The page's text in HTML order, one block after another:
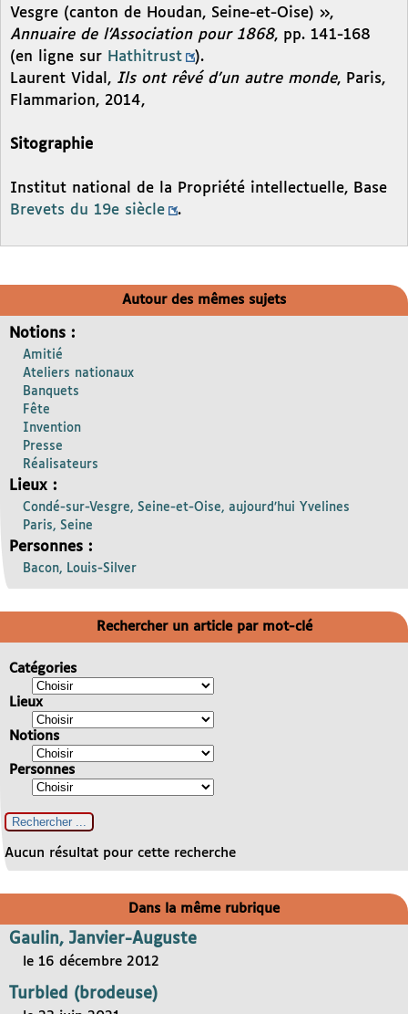
Vesgre (canton de Houdan, Seine-et-Oise) »,
Annuaire de l’Association pour 1868, pp. 141-168
(en ligne sur Hathitrust
).
Laurent Vidal, Ils ont rêvé d’un autre monde, Paris,
Flammarion, 2014,
Sitographie
Institut national de la Propriété intellectuelle, Base
Brevets du 19e siècle
.
Autour des mêmes sujets
Notions :
Amitié
Ateliers nationaux
Banquets
Fête
Invention
Presse
Réalisateurs
Lieux :
Condé-sur-Vesgre, Seine-et-Oise, aujourd’hui Yvelines
Paris, Seine
Personnes :
Bacon, Louis-Silver
Rechercher un article par mot-clé
Catégories
Lieux
Notions
Personnes
Aucun résultat pour cette recherche
Dans la même rubrique
Gaulin, Janvier-Auguste
le 16 décembre 2012
Turbled (brodeuse)